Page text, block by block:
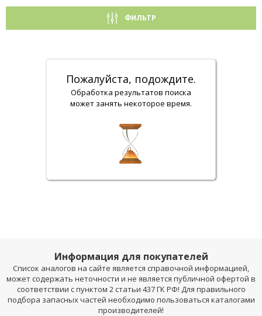
ФИЛЬТР
Пожалуйста, подождите.
Обработка результатов поиска
может занять некоторое время.
Информация для покупателей
Список аналогов на сайте является справочной информацией,
может содержать неточности и не является публичной офертой в
соответствии с пунктом 2 статьи 437 ГК РФ! Для правильного
подбора запасных частей необходимо пользоваться каталогами
производителей!